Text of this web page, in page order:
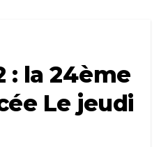
: la 24ème
Le jeudi